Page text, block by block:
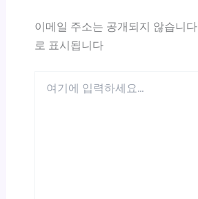
이메일 주소는 공개되지 않습니
로 표시됩니다